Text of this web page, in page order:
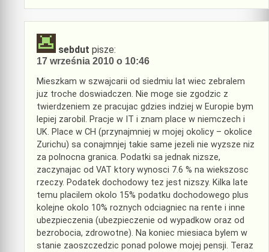
sebdut pisze:
17 września 2010 o 10:46
Mieszkam w szwajcarii od siedmiu lat wiec zebralem
juz troche doswiadczen. Nie moge sie zgodzic z
twierdzeniem ze pracujac gdzies indziej w Europie bym
lepiej zarobil. Pracje w IT i znam place w niemczech i
UK. Place w CH (przynajmniej w mojej okolicy – okolice
Zurichu) sa conajmnjej takie same jezeli nie wyzsze niz
za polnocna granica. Podatki sa jednak nizsze,
zaczynajac od VAT ktory wynosci 7.6 % na wiekszosc
rzeczy. Podatek dochodowy tez jest nizszy. Kilka late
temu placilem okolo 15% podatku dochodowego plus
kolejne okolo 10% roznych odciagniec na rente i inne
ubezpieczenia (ubezpieczenie od wypadkow oraz od
bezrobocia, zdrowotne). Na koniec miesiaca bylem w
stanie zaoszczedzic ponad polowe mojej pensji. Teraz